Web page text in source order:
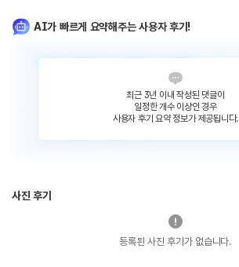
AI가 빠르게 요약해주는 사용자 후기!
최근 3년 이내 작성된 댓글이
일정한 개수 이상인 경우
사용자 후기 요약 정보가 제공됩니다.
사진 후기
등록된 사진 후기가 없습니다.